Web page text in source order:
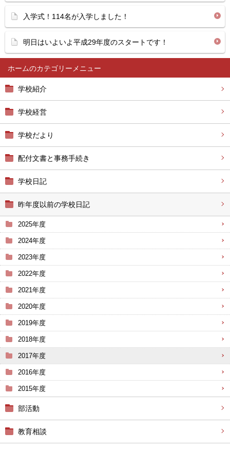
ホーム
学校紹介
学校経営
学校だより
配付文書と事務手続き
学校日記
昨年度以前の学校日記
2025年度
2024年度
2023年度
2022年度
2021年度
2020年度
2019年度
2018年度
2017年度
2016年度
2015年度
部活動
教育相談
入学式！114名が入学しました！
明日はいよいよ平成29年度のスタートです！